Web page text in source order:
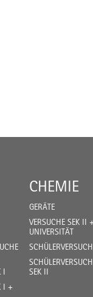
I
I +
CHEMIE
GERÄTE
VERSUCHE SEK II
UNIVERSITÄT
SEK II